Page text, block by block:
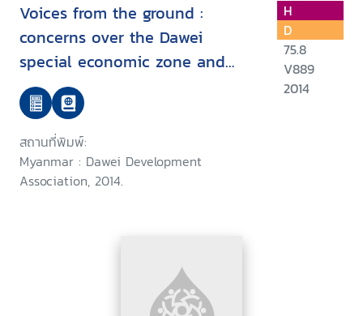
Voices from the ground :
concerns over the Dawei
special economic zone and
related projects
สถานที่พิมพ์:
Myanmar : Dawei Development
Association, 2014.
H
D
75.8
V889
2014